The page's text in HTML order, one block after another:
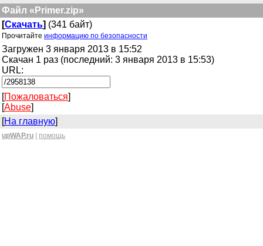
Файл «Primer.zip»
[Скачать] (341 байт)
Прочитайте информацию по безопасности
Загружен 3 января 2013 в 15:52
Скачан 1 раз (последний: 3 января 2013 в 15:53)
URL:
[Пожаловаться]
[Abuse]
[На главную]
upWAP.ru помощь